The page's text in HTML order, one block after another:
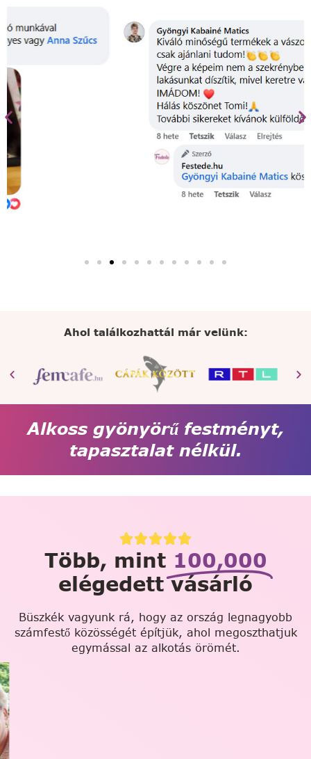
Ahol találkozhattál már velünk:
Alkoss gyönyörű festményt,
tapasztalat nélkül.
Több, mint 100,000
elégedett vásárló
Büszkék vagyunk rá, hogy az ország legnagyobb
számfestő közösségét építjük, ahol megoszthatjuk
egymással az alkotás örömét.